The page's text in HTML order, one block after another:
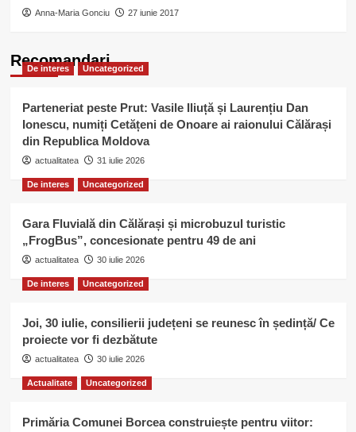
Anna-Maria Gonciu 27 iunie 2017
Recomandari
De interes Uncategorized
Parteneriat peste Prut: Vasile Iliuță și Laurențiu Dan
Ionescu, numiți Cetățeni de Onoare ai raionului Călărași
din Republica Moldova
actualitatea 31 iulie 2026
De interes Uncategorized
Gara Fluvială din Călărași și microbuzul turistic
„FrogBus”, concesionate pentru 49 de ani
actualitatea 30 iulie 2026
De interes Uncategorized
Joi, 30 iulie, consilierii județeni se reunesc în ședință/ Ce
proiecte vor fi dezbătute
actualitatea 30 iulie 2026
Actualitate Uncategorized
Primăria Comunei Borcea construiește pentru viitor: